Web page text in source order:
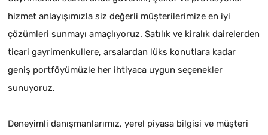
hizmet anlayışımızla siz değerli müşterilerimize en iyi
çözümleri sunmayı amaçlıyoruz. Satılık ve kiralık dairelerden
ticari gayrimenkullere, arsalardan lüks konutlara kadar
geniş portföyümüzle her ihtiyaca uygun seçenekler
sunuyoruz.
Deneyimli danışmanlarımız, yerel piyasa bilgisi ve müşteri